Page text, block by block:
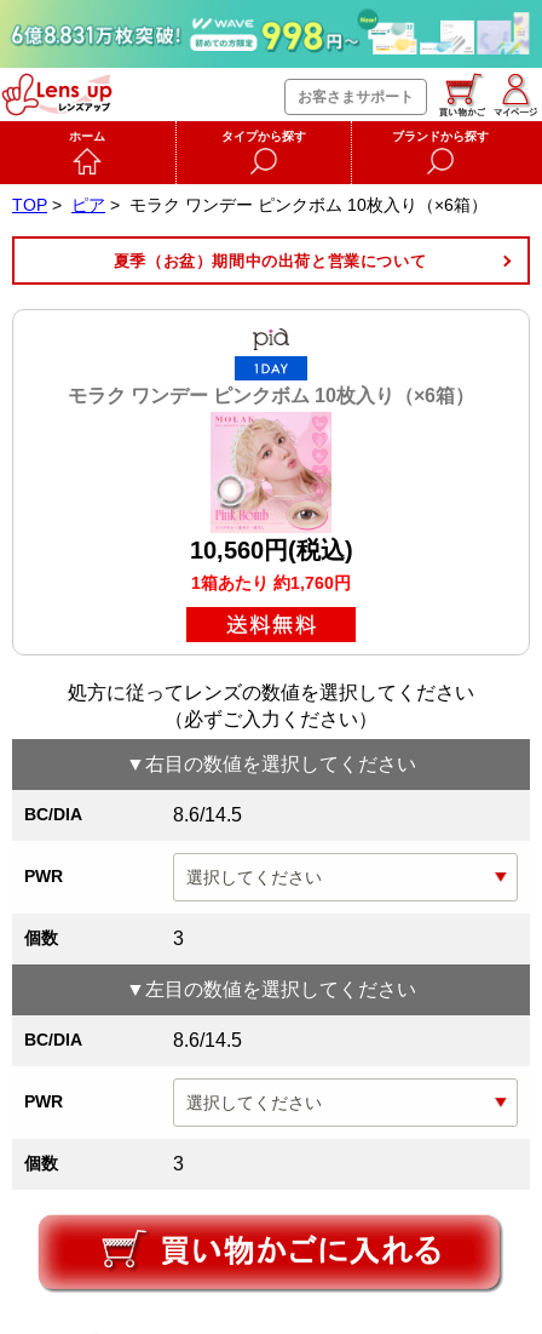
お客さまサポート
ホーム タイプから探す ブランドから探す
TOP > ピア > モラク ワンデー ピンクボム 10枚入り（×6箱）
夏季（お盆）期間中の出荷と営業について
モラク ワンデー ピンクボム 10枚入り（×6箱）
10,560円(税込)
1箱あたり 約1,760円
処方に従ってレンズの数値を選択してください
（必ずご入力ください）
▼右目 の数値を選択してください
BC/DIA 8.6/14.5
PWR
個数 3
▼ 左目 の数値を選択してください
BC/DIA 8.6/14.5
PWR
個数 3